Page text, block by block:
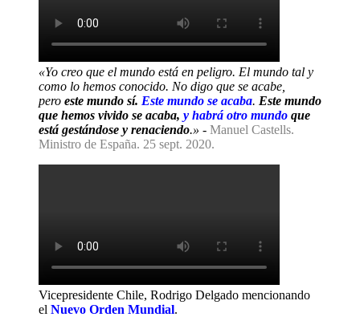
«Yo creo que el mundo está en peligro. El mundo tal y
como lo hemos conocido. No digo que se acabe,
pero este mundo sí. Este mundo se acaba. Este mundo
que hemos vivido se acaba, y habrá otro mundo que
está gestándose y renaciendo.» - Manuel Castells.
Ministro de España. 25 sept. 2020.
Vicepresidente Chile, Rodrigo Delgado mencionando
el Nuevo Orden Mundial.